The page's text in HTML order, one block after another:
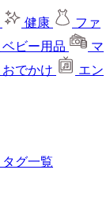
健康
ファ
ベビー用品
マ
おでかけ
エン
タグ一覧